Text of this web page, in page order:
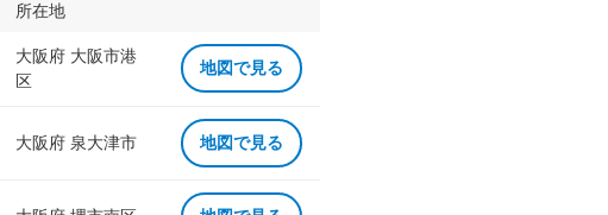
所在地
大阪府 大阪市港
区
地図で見る
大阪府 泉大津市 地図で見る